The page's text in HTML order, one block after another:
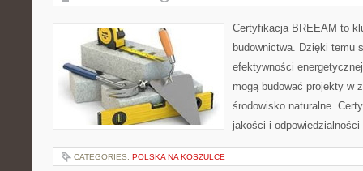
Certyfikacja BREEAM to
budownictwa. Dzięki temu
efektywności
mogą budować projekty w
środowisko naturalne.
jakości i
CATEGORIES: POLSKA NA KOSZULCE